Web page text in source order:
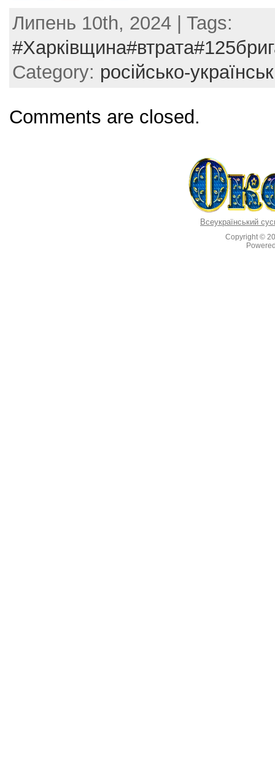
c
e
b
k
itt
er
er
e
st
ai
l
ar
e
Липень 10th, 2024 | Tags:
Category: російсько-
Comments are closed.
Всеукраїнський
Copyright ©